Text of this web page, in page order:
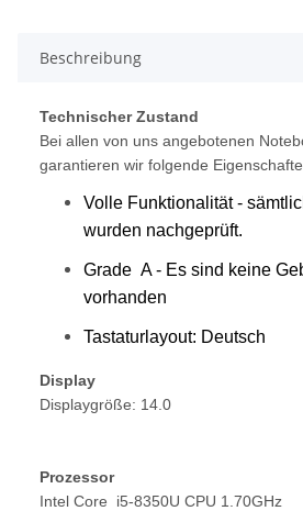
Beschreibung
Technischer Zustand
Bei allen von uns angebotenen
garantieren wir folgende
Volle Funktionalität -
wurden nachgeprüft.
Grade A - Es sind keine
vorhanden
Tastaturlayout: Deutsch
Display
Displaygröße: 14.0
Prozessor
Intel Core  i5-8350U CPU 1.70GHz